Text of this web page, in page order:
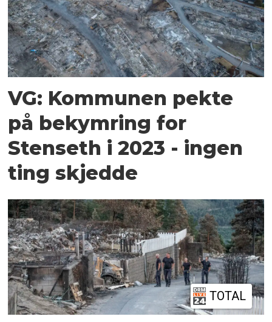
VG: Kommunen pekte
på bekymring for
Stenseth i 2023 - ingen
ting skjedde
TOTAL